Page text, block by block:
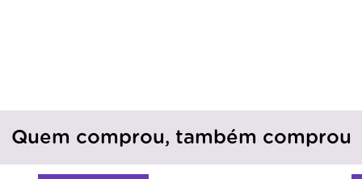
Quem comprou, também comprou